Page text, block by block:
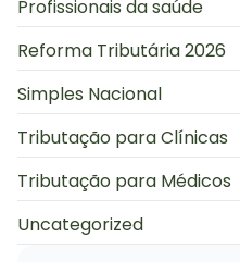
Profissionais da saúde
Reforma Tributária 2026
Simples Nacional
Tributação para Clínicas
Tributação para Médicos
Uncategorized